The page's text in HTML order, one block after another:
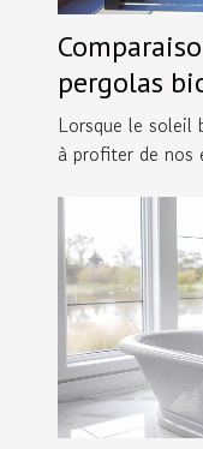
pergolas
extérieurs
Lorsque le soleil
à profiter de nos